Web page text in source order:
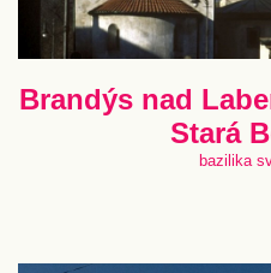
Brandýs nad
Stará
bazilika